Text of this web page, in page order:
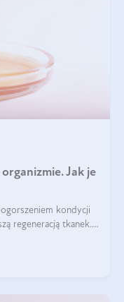
Jak je
kondycji
regeneracją tkanek.